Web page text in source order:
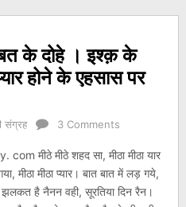
के दोहे । इश्क़ के
होने के एहसास पर
संग्रह 3 Comments
com मीठे मीठे शहद सा, मीठा मीठा यार
मीठा मीठा प्यार। बात बात में लड़ गये,
है नैनन वही, सूरतिया दिन रैन।